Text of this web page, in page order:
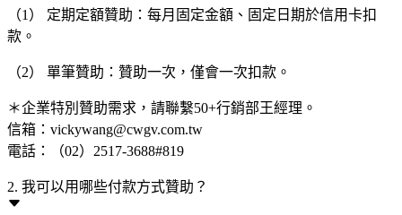
（1） 定期定額贊助：每月固定金額、固定日期於信用卡扣
款。
（2） 單筆贊助：贊助一次，僅會一次扣款。
＊企業特別贊助需求，請聯繫50+行銷部王經理。
信箱：vickywang@cwgv.com.tw
電話：（02）2517-3688#819
2. 我可以用哪些付款方式贊助？